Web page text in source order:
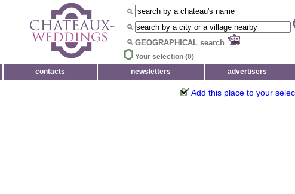
GEOGRAPHICAL search
Your selection (0)
contacts newsletters advertisers
Add this place to your